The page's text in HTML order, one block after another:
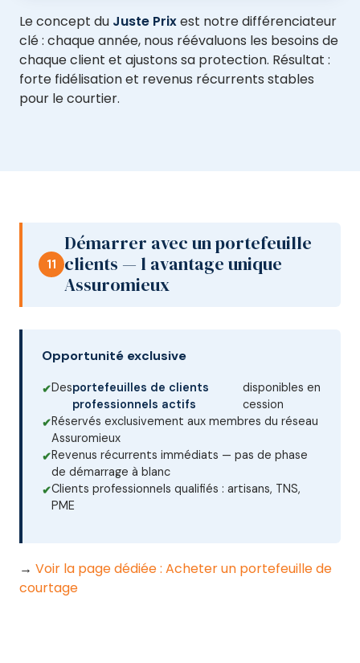
Le concept du Juste Prixest notre différenciateur
clé : chaque année, nous réévaluons les besoins de
chaque client et ajustons sa protection. Résultat :
forte fidélisation et revenus récurrents stables
pour le courtier.
11
Démarrer avec un portefeuille
clients — l avantage unique
Assuromieux
Opportunité exclusive
Desportefeuilles de clients
professionnels actifs
disponibles en
cession
Réservés exclusivement aux membres du réseau
Assuromieux
Revenus récurrents immédiats — pas de phase
de démarrage à blanc
Clients professionnels qualifiés : artisans, TNS,
PME
→ Voir la page dédiée : Acheter un portefeuille de
courtage